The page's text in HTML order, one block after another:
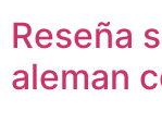
Reseña
aleman